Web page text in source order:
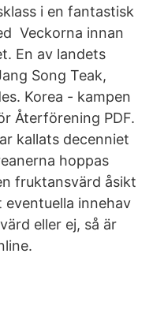
i en fantastisk
Veckorna innan
En av landets
Song Teak,
Korea - kampen
Återförening PDF.
kallats decenniet
hoppas
fruktansvärd åsikt
innehav
eller ej, så är